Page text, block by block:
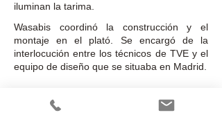
iluminan la tarima.
Wasabis coordinó la construcción y el
montaje en el plató. Se encargó de la
interlocución entre los técnicos de TVE y el
equipo de diseño que se situaba en Madrid.